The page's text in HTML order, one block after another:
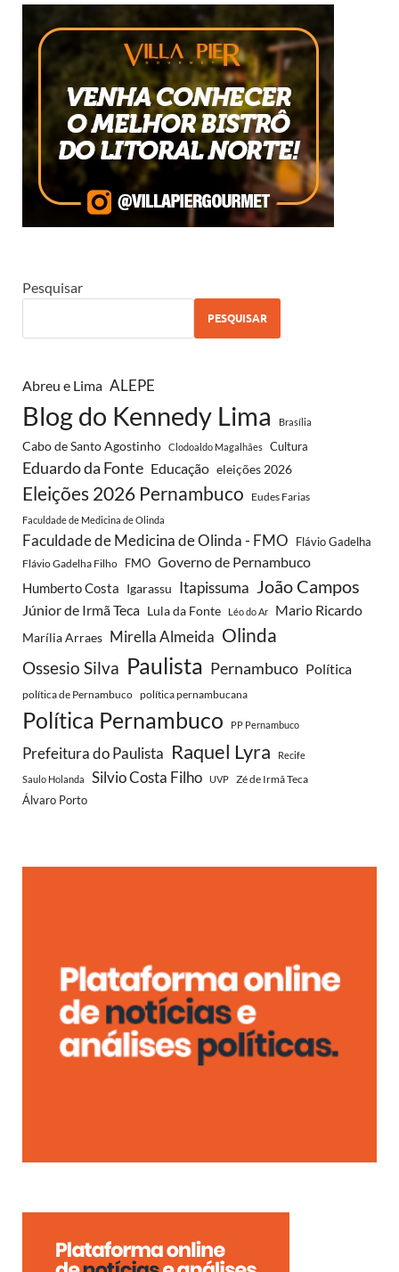
Pesquisar
PESQUISAR
Abreu e Lima ALEPE
Blog do Kennedy Lima Brasília
Cabo de Santo Agostinho Clodoaldo Magalhães Cultura
Eduardo da Fonte Educação eleições 2026
Eleições 2026 Pernambuco Eudes Farias
Faculdade de Medicina de Olinda
Faculdade de Medicina de Olinda - FMO Flávio Gadelha
Flávio Gadelha Filho FMO Governo de Pernambuco
Humberto Costa Igarassu Itapissuma João Campos
Júnior de Irmã Teca Lula da Fonte Léo do Ar Mario Ricardo
Marília Arraes Mirella Almeida Olinda
Ossesio Silva Paulista Pernambuco Política
política de Pernambuco política pernambucana
Política Pernambuco PP Pernambuco
Prefeitura do Paulista Raquel Lyra Recife
Saulo Holanda Silvio Costa Filho UVP Zé de Irmã Teca
Álvaro Porto